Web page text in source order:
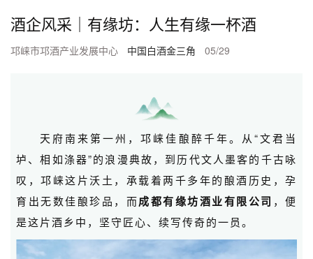
酒企风采｜有缘坊：人生有缘一杯酒
邛崃市邛酒产业发展中心 中国白酒金三角 05/29
天府南来第一州，邛崃佳酿醉千年。从“文君当
垆、相如涤器”的浪漫典故，到历代文人墨客的千古咏
叹，邛崃这片沃土，承载着两千多年的酿酒历史，孕
育出无数佳酿珍品，而成都有缘坊酒业有限公司 ，便
是这片酒乡中，坚守匠心、续写传奇的一员。